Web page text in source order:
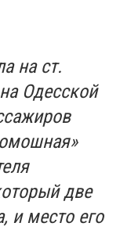
на ст.
Одесской
две
и место его